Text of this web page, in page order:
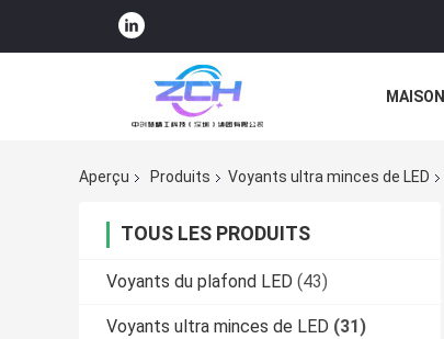
MAISON
Aperçu
Produits Voyants ultra minces de LED
TOUS LES PRODUITS
Voyants du plafond LED (43)
Voyants ultra minces de LED (31)